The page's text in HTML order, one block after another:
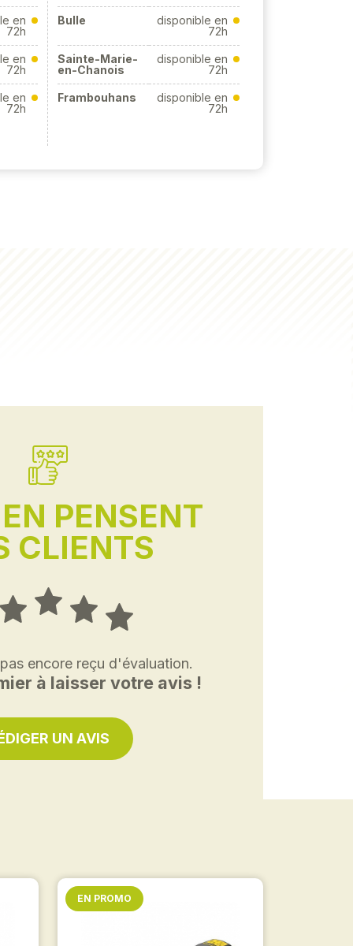
en
72h
en
72h
en
72h
Bulle
disponible en
72h
Sainte-Marie-
en-Chanois
disponible en
72h
Frambouhans
disponible en
72h
PENSENT
CLIENTS
encore reçu d'évaluation.
à laisser votre avis !
UN AVIS
EN PROMO